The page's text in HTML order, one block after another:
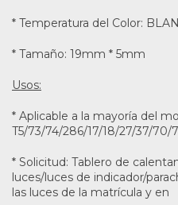
* Temperatura del Color:
* Tamaño: 19mm * 5mm
Usos:
* Aplicable a la mayoría del
T5/73/74/286/17/18/27/37/70/
* Solicitud: Tablero de
luces/luces de indicador/
las luces de la matrícula y en